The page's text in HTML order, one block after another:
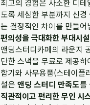
최고의 경험은 사소한 디
도록 세심한 부분까지 신
는 결정적인 차이를 만들어
편의성을 극대화한 부대시설
앤딩스터디카페의 라운지
단한 스낵을 무료로 제공
합기와 사무용품(스테이플
설은 앤딩 스터디 만족도를
직관적이고 편리한 무인 시